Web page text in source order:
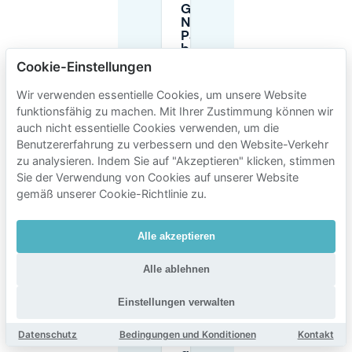
Gibt es in der
Nähe
Parkhäuser,
bei denen ich
der Nähe von
Industriebuurt
begrenzen
kann?
Muss ich eine
Bewohnerparkkarte
haben, um in der
Industriebuurt zu
parken?
Optionen habe
kostenloses
oder
Cookie-Einstellungen
Wir verwenden essentielle Cookies, um unsere Website
funktionsfähig zu machen. Mit Ihrer Zustimmung können wir
auch nicht essentielle Cookies verwenden, um die
Benutzererfahrung zu verbessern und den Website-Verkehr
zu analysieren. Indem Sie auf "Akzeptieren" klicken, stimmen
Sie der Verwendung von Cookies auf unserer Website
gemäß unserer Cookie-Richtlinie zu.
Alle akzeptieren
Alle ablehnen
Einstellungen verwalten
Datenschutz Bedingungen und Konditionen Kontakt